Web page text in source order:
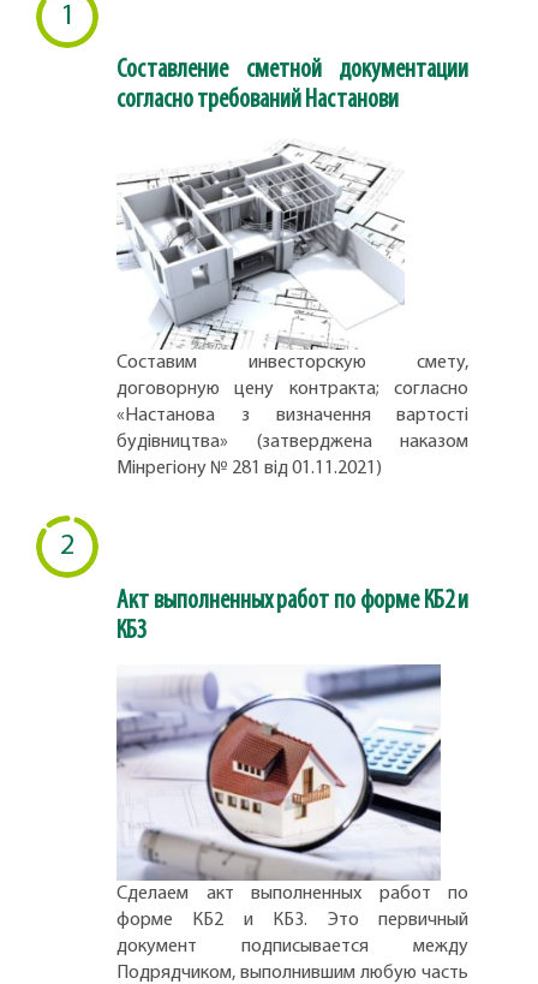
1
Составление сметной документации
согласно требований Настанови
Составим инвесторскую смету,
договорную цену контракта; согласно
«Настанова з визначення вартості
будівництва» (затверджена наказом
Мінрегіону № 281 від 01.11.2021)
2
Акт выполненных работ по форме КБ2 и
КБ3
Сделаем акт выполненных работ по
форме КБ2 и КБ3. Это первичный
документ подписывается между
Подрядчиком, выполнившим любую часть